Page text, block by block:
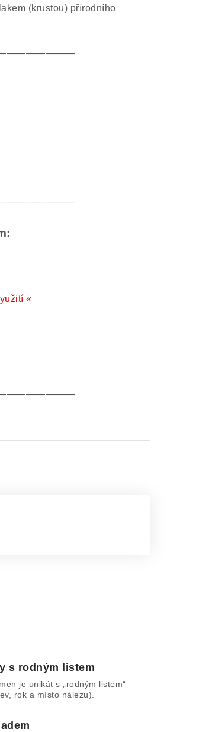
(krustou) přírodního
«
s rodným listem
je unikát s „rodným listem“
rok a místo nálezu).